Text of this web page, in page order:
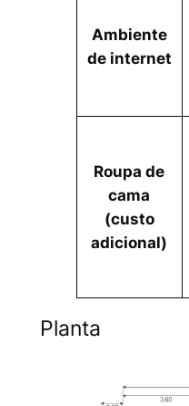
Ambiente
de internet
Roupa de
cama
(custo
adicional)
Planta